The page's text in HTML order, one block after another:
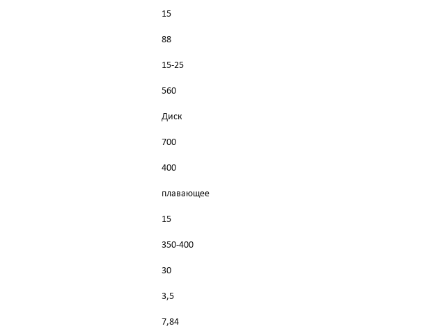
15
88
15-25
560
Диск
700
400
плавающее
15
350-400
30
3,5
7,84